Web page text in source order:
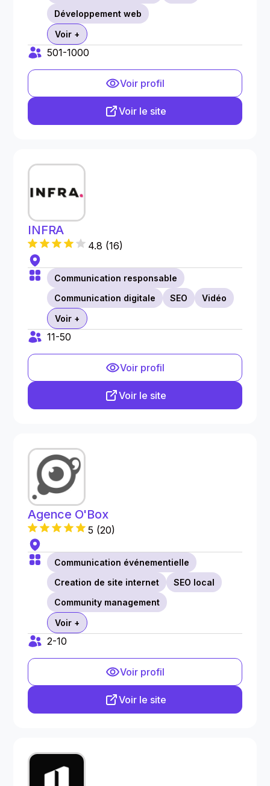
Développement web
Voir +
501-1000
Voir profil
Voir le site
INFRA
4.8 (16)
Communication responsable
Communication digitale
SEO
Vidéo
Voir +
11-50
Voir profil
Voir le site
Agence O'Box
5 (20)
Communication événementielle
Creation de site internet
SEO local
Community management
Voir +
2-10
Voir profil
Voir le site